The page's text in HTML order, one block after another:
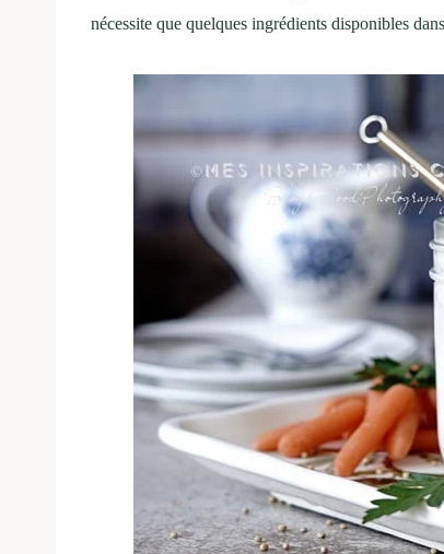
nécessite que quelques ingrédients disponibles